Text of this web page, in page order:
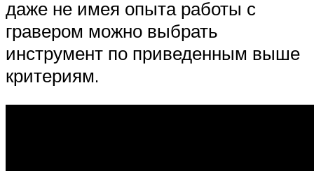
даже не имея опыта работы с
гравером можно выбрать
инструмент по приведенным выше
критериям.